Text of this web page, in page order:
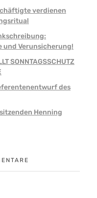
verdienen
Verunsicherung!
SONNTAGSSCHUTZ
des
Henning